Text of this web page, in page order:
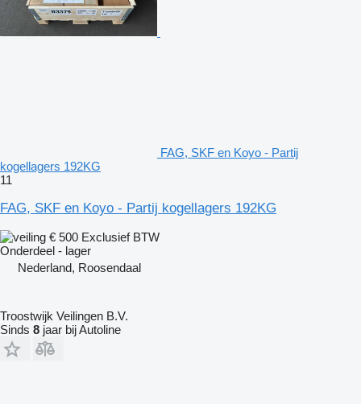
FAG, SKF en Koyo - Partij
kogellagers 192KG
11
FAG, SKF en Koyo - Partij kogellagers 192KG
€ 500 Exclusief BTW
Onderdeel - lager
Nederland, Roosendaal
Troostwijk Veilingen B.V.
Sinds 8 jaar bij Autoline